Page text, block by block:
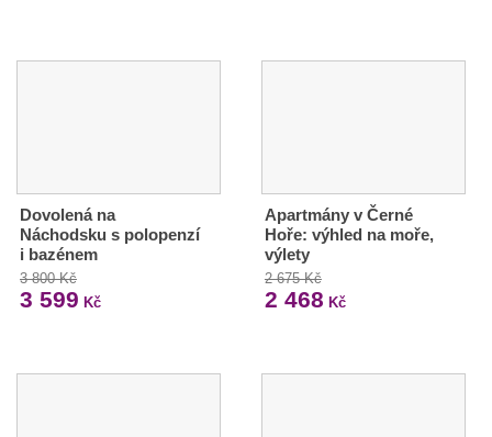
Dovolená na
Náchodsku s polopenzí
i bazénem
3 800 Kč
3 599 Kč
Apartmány v Černé
Hoře: výhled na moře,
výlety
2 675 Kč
2 468 Kč